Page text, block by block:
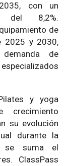
con un
del 8,2%.
de
2025 y 2030,
de
y yoga
crecimiento
su evolución
durante la
se suma el
ClassPass